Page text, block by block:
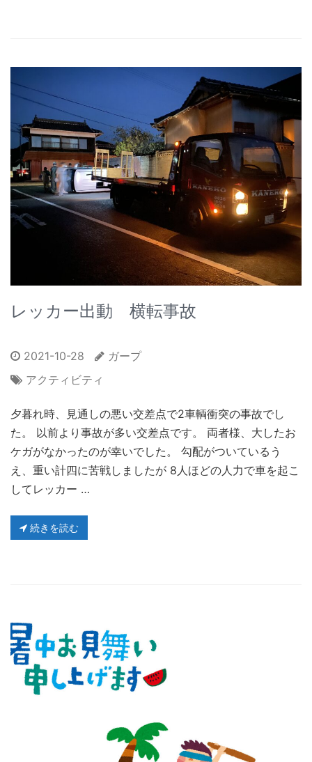
レッカー出動 横転事故
2021-10-28
ガープ
アクティビティ
夕暮れ時、見通しの悪い交差点で2車輌衝突の事故でし
た。 以前より事故が多い交差点です。 両者様、大したお
ケガがなかったのが幸いでした。 勾配がついているう
え、重い計四に苦戦しましたが 8人ほどの人力で車を起こ
してレッカー …
続きを読む